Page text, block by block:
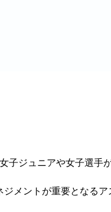
子ジュニアや女子選
メントが重要となる